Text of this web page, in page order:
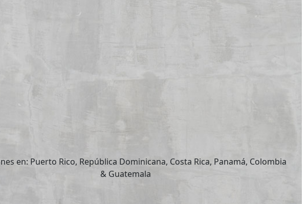
6
en: Puerto Rico, República Dominicana, Costa Rica, Panamá, Colombia
& Guatemala